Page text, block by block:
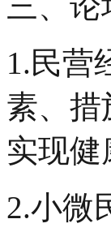
1.民营
素、措
实现健
2.小微